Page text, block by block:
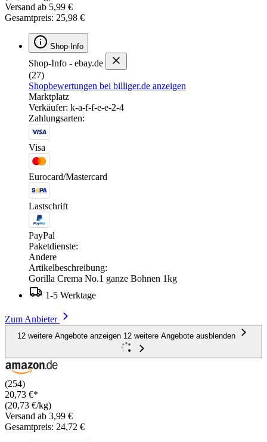
Versand ab 5,99 €
Gesamtpreis: 25,98 €
Shop-Info
Shop-Info - ebay.de
(27)
Shopbewertungen bei billiger.de anzeigen
Marktplatz
Verkäufer: k-a-f-f-e-e-2-4
Zahlungsarten:
Visa
Eurocard/Mastercard
Lastschrift
PayPal
Paketdienste:
Andere
Artikelbeschreibung:
Gorilla Crema No.1 ganze Bohnen 1kg
1-5 Werktage
Zum Anbieter
12 weitere Angebote anzeigen 12 weitere Angebote ausblenden
(254)
20,73 €*
(20,73 €/kg)
Versand ab 3,99 €
Gesamtpreis: 24,72 €